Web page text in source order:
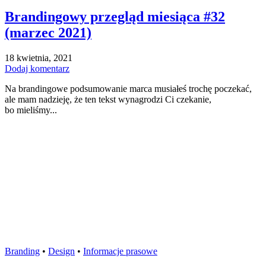
Brandingowy przegląd miesiąca #32
(marzec 2021)
18 kwietnia, 2021
Dodaj komentarz
Na brandingowe podsumowanie marca musiałeś trochę poczekać,
ale mam nadzieję, że ten tekst wynagrodzi Ci czekanie,
bo mieliśmy...
Branding • Design • Informacje prasowe